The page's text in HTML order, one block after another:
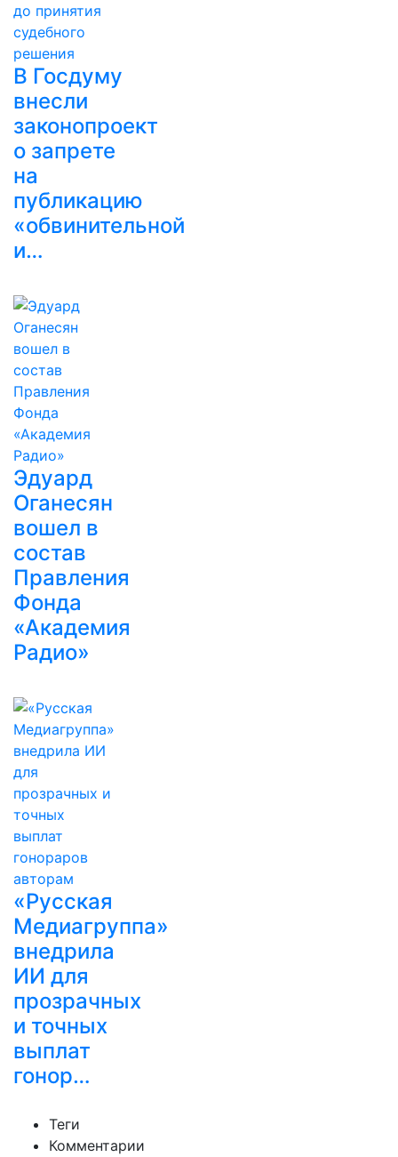
В Госдуму
внесли
законопроект
о запрете
на
публикацию
«обвинительной
и…
Эдуард
Оганесян
вошел в
состав
Правления
Фонда
«Академия
Радио»
«Русская
Медиагруппа»
внедрила
ИИ для
прозрачных
и точных
выплат
гонор…
Теги
Комментарии